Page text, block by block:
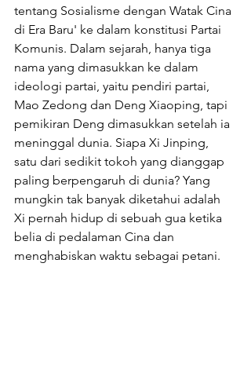
tentang Sosialisme dengan Watak Cina
di Era Baru' ke dalam konstitusi Partai
Komunis. Dalam sejarah, hanya tiga
nama yang dimasukkan ke dalam
ideologi partai, yaitu pendiri partai,
Mao Zedong dan Deng Xiaoping, tapi
pemikiran Deng dimasukkan setelah ia
meninggal dunia. Siapa Xi Jinping,
satu dari sedikit tokoh yang dianggap
paling berpengaruh di dunia? Yang
mungkin tak banyak diketahui adalah
Xi pernah hidup di sebuah gua ketika
belia di pedalaman Cina dan
menghabiskan waktu sebagai petani.